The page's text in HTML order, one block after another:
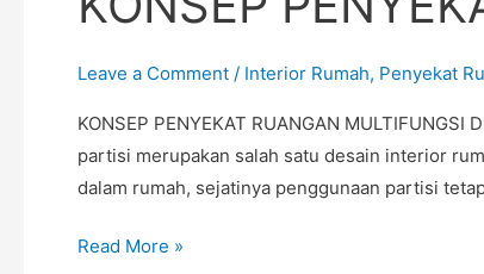
Leave a Comment / Interior Rumah, Penyekat
KONSEP PENYEKAT RUANGAN
partisi merupakan salah satu desain interior
dalam rumah, sejatinya penggunaan partisi
Read More »